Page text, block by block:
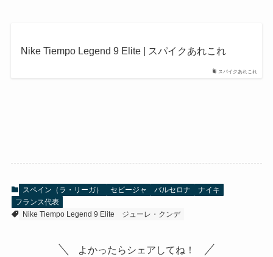
スパイクあれこれ
Nike Tiempo Legend 9 Elite | スパイクあれこれ
スペイン（ラ・リーガ） セビージャ バルセロナ
ナイキ
フランス代表
Nike Tiempo Legend 9 Elite
ジューレ・クンデ
よかったらシェアしてね！